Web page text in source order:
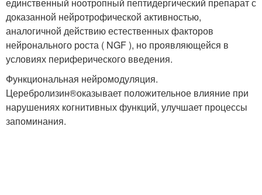
единственный ноотропный пептидергический препарат с
доказанной нейротрофической активностью,
аналогичной действию естественных факторов
нейронального роста ( NGF ), но проявляющейся в
условиях периферического введения.
Функциональная нейромодуляция.
Церебролизин®оказывает положительное влияние при
нарушениях когнитивных функций, улучшает процессы
запоминания.